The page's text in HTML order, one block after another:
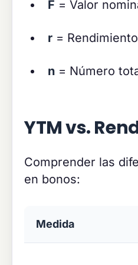
F = Valor
r =
n = Número
YTM vs.
Comprender las
en bonos:
Medida